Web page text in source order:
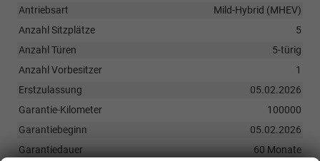
Antriebsart
Mild-Hybrid (MHEV)
Anzahl Sitzplätze
5
Anzahl Türen
5-türig
Anzahl Vorbesitzer
1
Erstzulassung
05.02.2026
Garantie-Kilometer
100000
Garantiebeginn
05.02.2026
Garantiedauer
60 Monate